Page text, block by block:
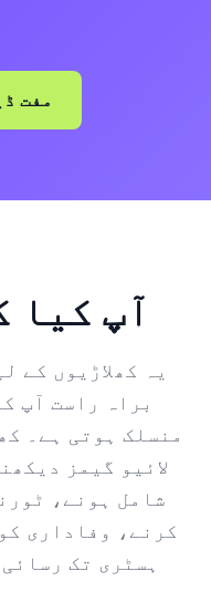
مفت
آپ کیا
یہ کھلاڑیوں کے
لائیو گیمز
شامل ہونے،
کرنے، وفاداری
ہسٹری تک